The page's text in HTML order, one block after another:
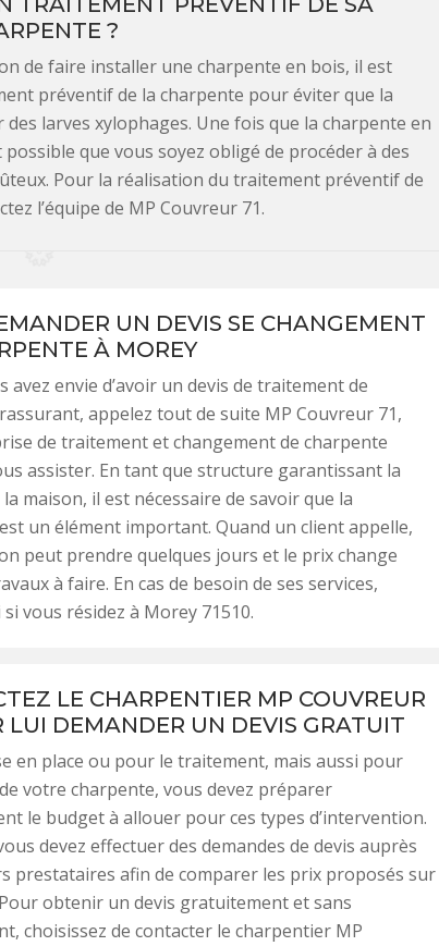
?
de faire installer une charpente en bois, il est
préventif de la charpente pour éviter que la
larves xylophages. Une fois que la charpente en
que vous soyez obligé de procéder à des
Pour la réalisation du traitement préventif de
l’équipe de MP Couvreur 71.
UN DEVIS SE CHANGEMENT
À MOREY
avez envie d’avoir un devis de traitement de
appelez tout de suite MP Couvreur 71,
de traitement et changement de charpente
assister. En tant que structure garantissant la
maison, il est nécessaire de savoir que la
un élément important. Quand un client appelle,
peut prendre quelques jours et le prix change
à faire. En cas de besoin de ses services,
vous résidez à Morey 71510.
LE CHARPENTIER MP COUVREUR
LUI DEMANDER UN DEVIS GRATUIT
en place ou pour le traitement, mais aussi pour
votre charpente, vous devez préparer
le budget à allouer pour ces types d’intervention.
devez effectuer des demandes de devis auprès
prestataires afin de comparer les prix proposés sur
obtenir un devis gratuitement et sans
choisissez de contacter le charpentier MP